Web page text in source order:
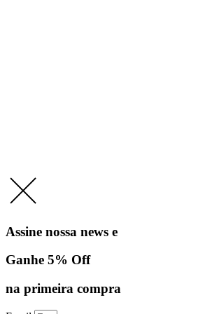
Assine nossa news e
Ganhe 5% Off
na primeira compra